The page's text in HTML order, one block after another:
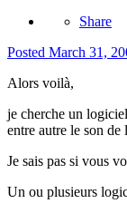
Share
Posted March 31,
Alors voilà,
je cherche un
entre autre le son de
Je sais pas si vous
Un ou plusieurs